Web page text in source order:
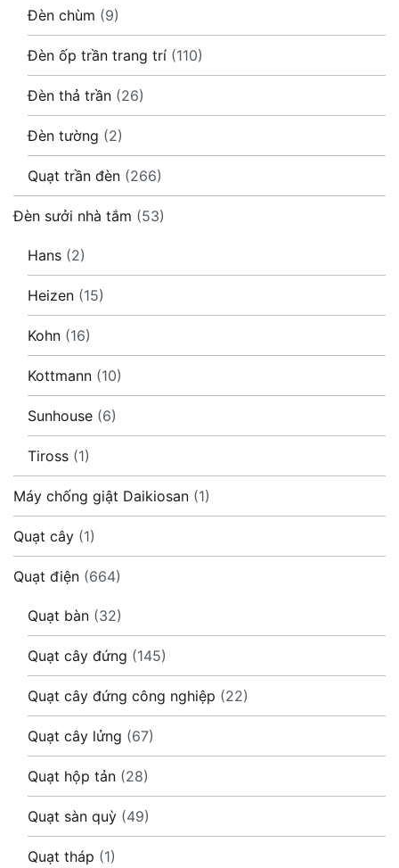
Đèn chùm (9)
Đèn ốp trần trang trí (110)
Đèn thả trần (26)
Đèn tường (2)
Quạt trần đèn (266)
Đèn sưởi nhà tắm (53)
Hans (2)
Heizen (15)
Kohn (16)
Kottmann (10)
Sunhouse (6)
Tiross (1)
Máy chống giật Daikiosan (1)
Quạt cây (1)
Quạt điện (664)
Quạt bàn (32)
Quạt cây đứng (145)
Quạt cây đứng công nghiệp (22)
Quạt cây lửng (67)
Quạt hộp tản (28)
Quạt sàn quỳ (49)
Quạt tháp (1)